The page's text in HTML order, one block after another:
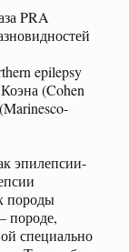
PRA
epilepsy
(Cohen
эпилепсии-
породы
породе,
специально